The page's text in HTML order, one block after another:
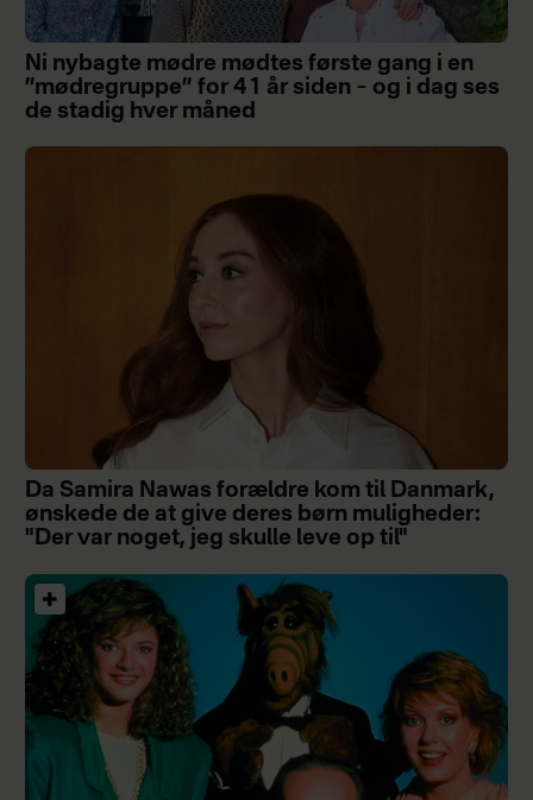
Ni nybagte mødre mødtes første gang i en
”mødregruppe” for 41 år siden – og i dag ses
de stadig hver måned
Da Samira Nawas forældre kom til Danmark,
ønskede de at give deres børn muligheder:
"Der var noget, jeg skulle leve op til"